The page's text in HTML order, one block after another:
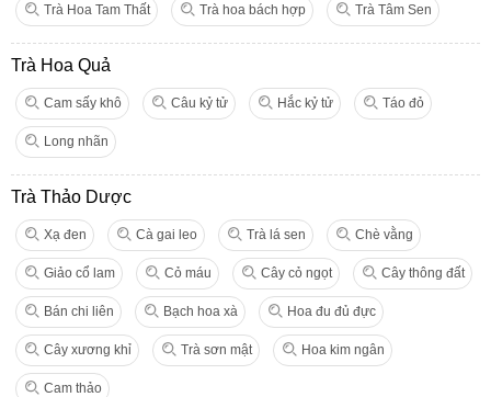
Trà Hoa Tam Thất Trà hoa bách hợp Trà Tâm Sen
Trà Hoa Quả
Cam sấy khô Câu kỷ tử Hắc kỷ tử Táo đỏ
Long nhãn
Trà Thảo Dược
Xạ đen Cà gai leo Trà lá sen Chè vằng
Giảo cổ lam Cỏ máu Cây cỏ ngọt Cây thông đất
Bán chi liên Bạch hoa xà Hoa đu đủ đực
Cây xương khỉ Trà sơn mật Hoa kim ngân
Cam thảo